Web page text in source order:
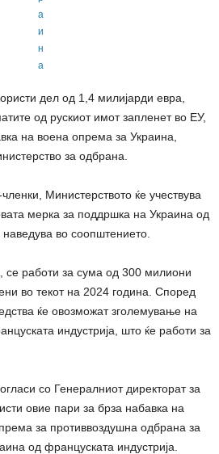
дел од 1,4 милијарди евра,
од рускиот имот запленет во ЕУ,
на воена опрема за Украина,
за одбрана.
членки, Министерството ќе учествува
мерка за поддршка на Украина од
во соопштението.
работи за сума од 300 милиони
во текот на 2024 година. Според
ќе овозможат зголемување на
индустрија, што ќе работи за
со Генералниот директорат за
овие пари за брза набавка на
за противвоздушна одбрана за
од француската индустрија.